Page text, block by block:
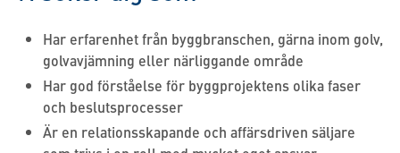
Har erfarenhet från byggbranschen, gärna inom golv,
golvavjämning eller närliggande område
Har god förståelse för byggprojektens olika faser
och beslutsprocesser
Är en relationsskapande och affärsdriven säljare